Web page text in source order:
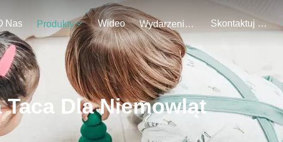
Nas Produkty Wideo Wydarzenia Skontaktuj Się Z Nami
Dla Niemowląt